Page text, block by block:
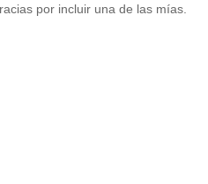
por incluir una de las mías.